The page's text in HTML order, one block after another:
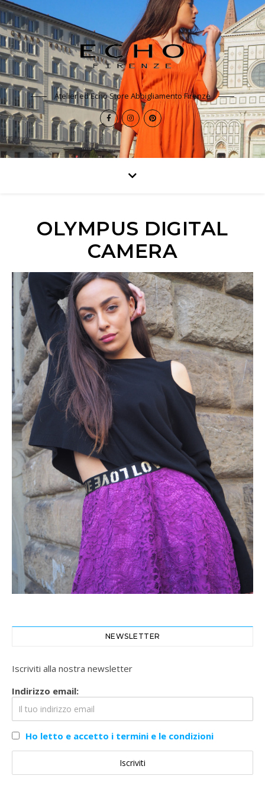
Atelier ed Echo Store Abbigliamento Firenze
OLYMPUS DIGITAL
CAMERA
NEWSLETTER
Iscriviti alla nostra newsletter
Indirizzo email:
Ho letto e accetto i termini e le condizioni